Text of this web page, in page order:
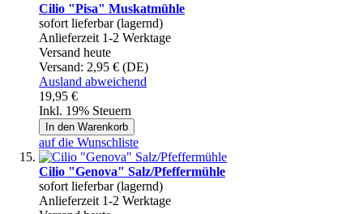
Cilio "Pisa" Muskatmühle
sofort lieferbar (lagernd)
Anlieferzeit 1-2 Werktage
Versand heute
Versand: 2,95 € (DE)
Ausland abweichend
19,95 €
Inkl. 19% Steuern
In den Warenkorb
auf die Wunschliste
Cilio "Genova" Salz/Pfeffermühle
sofort lieferbar (lagernd)
Anlieferzeit 1-2 Werktage